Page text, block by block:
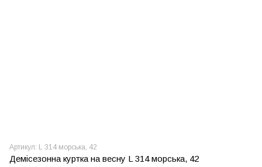
Артикул: L 314 морська, 42
Демісезонна куртка на весну L 314 морська, 42